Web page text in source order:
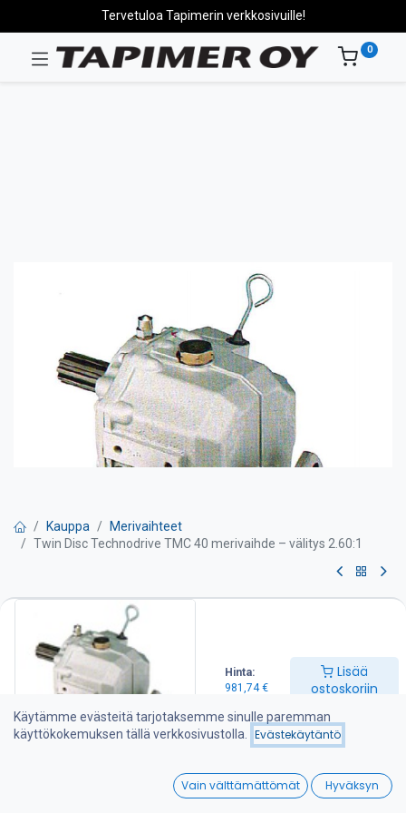
Hinta:
981,74€
Lisää
ostoskoriin
Wishlist
Tervetuloa Tapimerin verkkosivuille!
0
Kauppa
Merivaihteet
Twin Disc Technodrive TMC 40 merivaihde – välitys 2.60:1
Twin Disc Technodrive TMC 40
merivaihde – välitys 2.60:1
TWIN DISC Technodrive merivaihteet valmistetaan amerikkalaisen
Twin Disc Technodrive S.R.L. tehtaalla Italiassa. Tehdas on
erikoistunut mekaanisten ja hydraulisten merivaihteiden lisäksi
erilaisiin teollisuuskytkimiin ja vaihteisiin joita tehdas toimittaa
moniin Euroopan ja Amerikan maihin. Lisää tietoa tehtaasta
Sopii myös Vetus Diesel, Beta Marin, Lomabardini
Käytämme evästeitä tarjotaksemme sinulle paremman
käyttökokemuksen tällä verkkosivustolla.
Evästekäytäntö
Vain välttämättömät Hyväksyn